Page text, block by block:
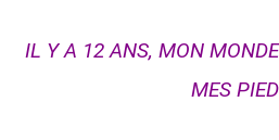
IL Y A 12 ANS, MON
MES